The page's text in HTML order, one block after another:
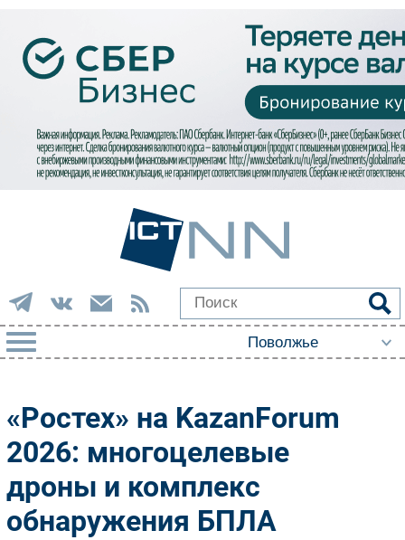
Импорто­замещение
Автоматизация Промышленности
Интернет
Фиксированная связь
«Ростех» на KazanForum
2026: многоцелевые
дроны и комплекс
обнаружения БПЛА